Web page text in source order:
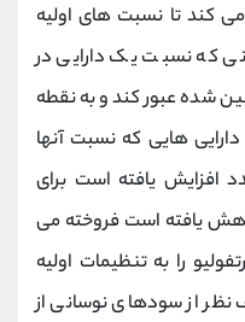
کند تا نسبت های اولیه
که نسبت یک دارایی در
شده عبور کند و به نقطه
هایی که نسبت آنها
افزایش یافته است برای
یافته است فروخته می
را به تنظیمات اولیه
نظر از سودهای نوسانی از
021-22021040
90001030
@alireza.mehrabii
@alirezamehrabi_com
@alirezamehrabi_official